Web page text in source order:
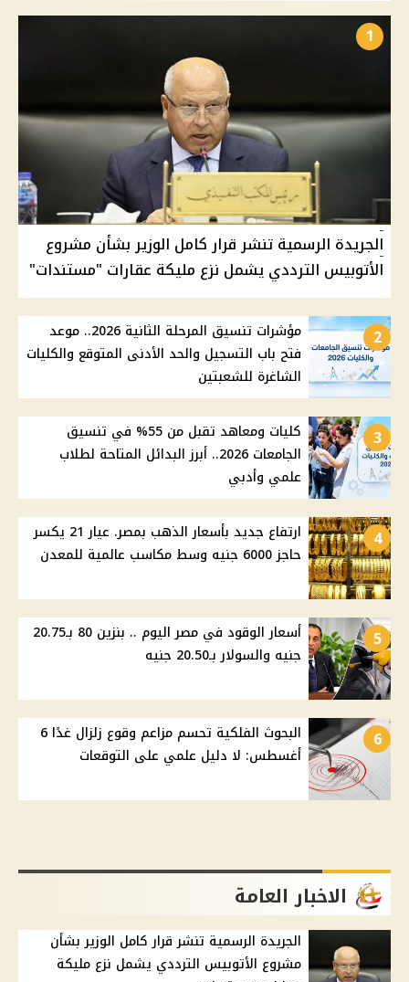
1
الجريدة الرسمية تنشر قرار كامل الوزير بشأن مشروع
الأتوبيس الترددي يشمل نزع مليكة عقارات "مستندات"
2
مؤشرات تنسيق المرحلة الثانية 2026.. موعد
فتح باب التسجيل والحد الأدنى المتوقع والكليات
الشاغرة للشعبتين
3
كليات ومعاهد تقبل من 55% في تنسيق
الجامعات 2026.. أبرز البدائل المتاحة لطلاب
علمي وأدبي
4
ارتفاع جديد بأسعار الذهب بمصر. عيار 21 يكسر
حاجز 6000 جنيه وسط مكاسب عالمية للمعدن
5
أسعار الوقود في مصر اليوم .. بنزين 80 بـ20.75
جنيه والسولار بـ20.50 جنيه
6
البحوث الفلكية تحسم مزاعم وقوع زلزال غدًا 6
أغسطس: لا دليل علمي على التوقعات
الاخبار العامة
الجريدة الرسمية تنشر قرار كامل الوزير بشأن
مشروع الأتوبيس الترددي يشمل نزع مليكة